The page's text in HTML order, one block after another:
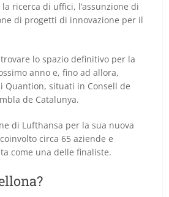
ricerca di uffici, l’assunzione di
di progetti di innovazione per il
trovare lo spazio definitivo per la
anno e, fino ad allora,
Quantion, situati in Consell de
de Catalunya.
di Lufthansa per la sua nuova
circa 65 aziende e
come una delle finaliste.